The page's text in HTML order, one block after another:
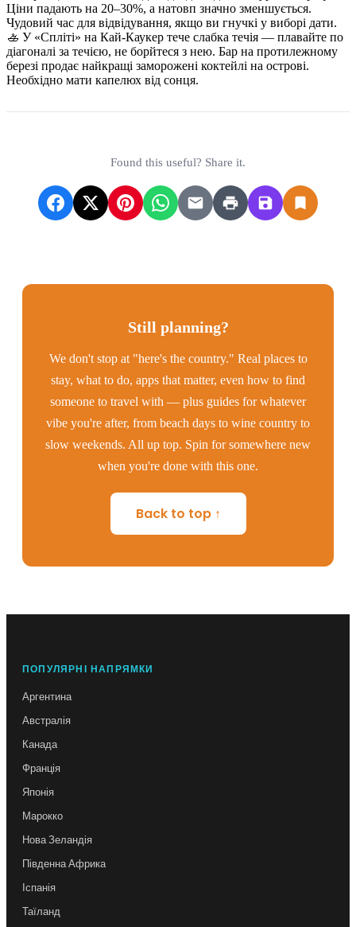
Ціни падають на 20–30%, а натовп значно зменшується.
Чудовий час для відвідування, якщо ви гнучкі у виборі дати.
🚣 У «Спліті» на Кай-Каукер тече слабка течія — плавайте по
діагоналі за течією, не борйтеся з нею. Бар на протилежному
березі продає найкращі заморожені коктейлі на острові.
Необхідно мати капелюх від сонця.
Found this useful? Share it.
Still planning?
We don't stop at "here's the country." Real places to
stay, what to do, apps that matter, even how to find
someone to travel with — plus guides for whatever
vibe you're after, from beach days to wine country to
slow weekends. All up top. Spin for somewhere new
when you're done with this one.
Back to top ↑
ПОПУЛЯРНІ НАПРЯМКИ
Аргентина
Австралія
Канада
Франція
Японія
Марокко
Нова Зеландія
Південна Африка
Іспанія
Таїланд